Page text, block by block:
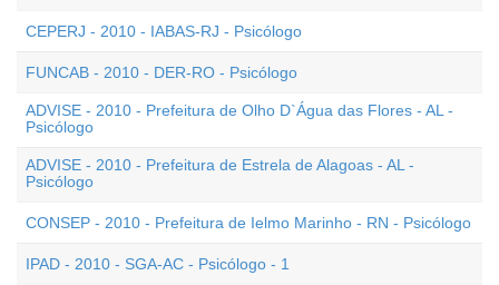
CEPERJ - 2010 - IABAS-RJ - Psicólogo
FUNCAB - 2010 - DER-RO - Psicólogo
ADVISE - 2010 - Prefeitura de Olho D`Água das Flores - AL -
Psicólogo
ADVISE - 2010 - Prefeitura de Estrela de Alagoas - AL -
Psicólogo
CONSEP - 2010 - Prefeitura de Ielmo Marinho - RN - Psicólogo
IPAD - 2010 - SGA-AC - Psicólogo - 1